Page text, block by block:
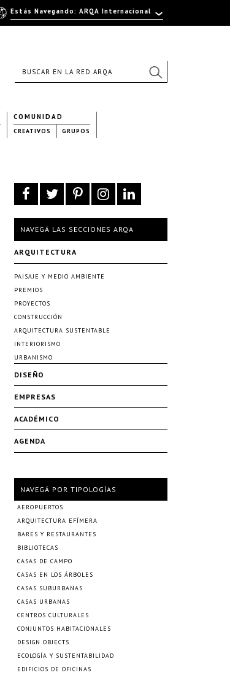
COMUNIDAD
CREATIVOS GRUPOS
NAVEGÁ LAS SECCIONES ARQA
ARQUITECTURA
PAISAJE Y MEDIO AMBIENTE
PREMIOS
PROYECTOS
CONSTRUCCIÓN
ARQUITECTURA SUSTENTABLE
INTERIORISMO
URBANISMO
DISEÑO
EMPRESAS
ACADÉMICO
AGENDA
NAVEGÁ POR TIPOLOGÍAS
AEROPUERTOS
ARQUITECTURA EFÍMERA
BARES Y RESTAURANTES
BIBLIOTECAS
CASAS DE CAMPO
CASAS EN LOS ÁRBOLES
CASAS SUBURBANAS
CASAS URBANAS
CENTROS CULTURALES
CONJUNTOS HABITACIONALES
DESIGN OBJECTS
ECOLOGÍA Y SUSTENTABILIDAD
EDIFICIOS DE OFICINAS
Estás Navegando: ARQA Internacional